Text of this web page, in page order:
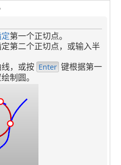
第一个正切点。
第二个正切点，或输入半
，或按 Enter 键根据第一
制圆。